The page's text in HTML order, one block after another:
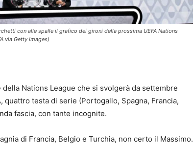
con alle spalle il grafico dei gironi della prossima UEFA Nations
via Getty Images)
Nations League che si svolgerà da settembre
testa di serie (Portogallo, Spagna, Francia,
fascia, con tante incognite.
di Francia, Belgio e Turchia, non certo il Massimo.